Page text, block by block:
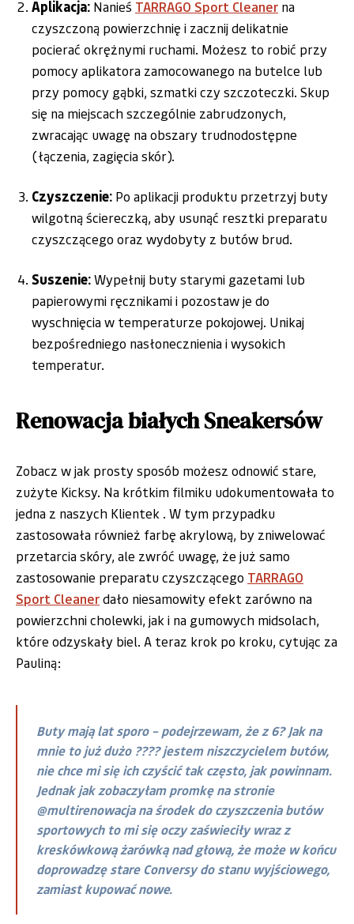
Aplikacja: Nanieś TARRAGO Sport Cleaner na
czyszczoną powierzchnię i zacznij delikatnie
pocierać okrężnymi ruchami. Możesz to robić przy
pomocy aplikatora zamocowanego na butelce lub
przy pomocy gąbki, szmatki czy szczoteczki. Skup
się na miejscach szczególnie zabrudzonych,
zwracając uwagę na obszary trudnodostępne
(łączenia, zagięcia skór).
Czyszczenie: Po aplikacji produktu przetrzyj buty
wilgotną ściereczką, aby usunąć resztki preparatu
czyszczącego oraz wydobyty z butów brud.
Suszenie:Wypełnij buty starymi gazetami lub
papierowymi ręcznikami i pozostaw je do
wyschnięcia w temperaturze pokojowej. Unikaj
bezpośredniego nasłonecznienia i wysokich
temperatur.
Renowacja białych Sneakersów
Zobacz w jak prosty sposób możesz odnowić stare,
zużyte Kicksy. Na krótkim filmiku udokumentowała to
jedna z naszych Klientek . W tym przypadku
zastosowała również farbę akrylową, by zniwelować
przetarcia skóry, ale zwróć uwagę, że już samo
zastosowanie preparatu czyszczącego TARRAGO
Sport Cleanerdało niesamowity efekt zarówno na
powierzchni cholewki, jak i na gumowych midsolach,
które odzyskały biel. A teraz krok po kroku, cytując za
Pauliną:
Buty mają lat sporo – podejrzewam, że z 6? Jak na
mnie to już dużo ???? jestem niszczycielem butów,
nie chce mi się ich czyścić tak często, jak powinnam.
Jednak jak zobaczyłam promkę na stronie
@multirenowacja na środek do czyszczenia butów
sportowych to mi się oczy zaświeciły wraz z
kreskówkową żarówką nad głową, że może w końcu
doprowadzę stare Conversy do stanu wyjściowego,
zamiast kupować nowe.